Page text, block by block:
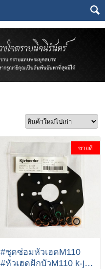
ขายดี
#ชุดซ่อมหัวเฮดM110
#หัวเฮดฝักบัวM110 k-jet